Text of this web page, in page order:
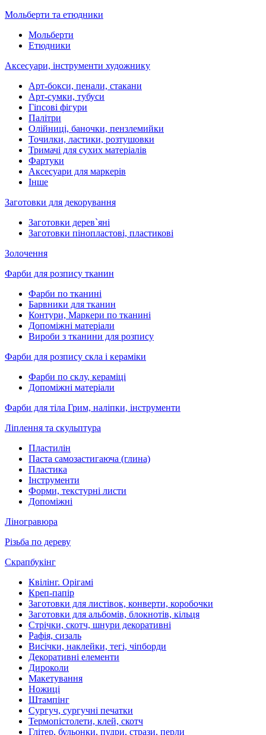
Мольберти та етюдники
Мольберти
Етюдники
Аксесуари, інструменти художнику
Арт-бокси, пенали, стакани
Арт-сумки, тубуси
Гіпсові фігури
Палітри
Олійниці, баночки, пензлемийки
Точилки, ластики, розтушовки
Тримачі для сухих матеріалів
Фартуки
Аксесуари для маркерів
Інше
Заготовки для декорування
Заготовки дерев`яні
Заготовки пінопластові, пластикові
Золочення
Фарби для розпису тканин
Фарби по тканині
Барвники для тканин
Контури, Маркери по тканині
Допоміжні матеріали
Вироби з тканини для розпису
Фарби для розпису скла і кераміки
Фарби по склу, кераміці
Допоміжні матеріали
Фарби для тіла Грим, наліпки, інструменти
Ліплення та скульптура
Пластилін
Паста самозастигаюча (глина)
Пластика
Інструменти
Форми, текстурні листи
Допоміжні
Ліногравюра
Різьба по дереву
Скрапбукінг
Квілінг. Орігамі
Креп-папір
Заготовки для листівок, конверти, коробочки
Заготовки для альбомів, блокнотів, кільця
Стрічки, скотч, шнури декоративні
Рафія, сизаль
Висічки, наклейки, тегі, чіпборди
Декоративні елементи
Дироколи
Макетування
Ножиці
Штампінг
Сургуч, сургучні печатки
Термопістолети, клей, скотч
Глітер, бульонки, пудри, стрази, перли